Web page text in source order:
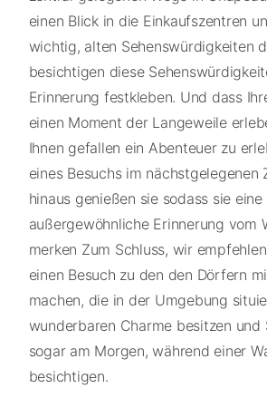
einen Blick in die Einkaufszentren
wichtig, alten Sehenswürdigkeiten
besichtigen diese
Erinnerung festkleben. Und dass
einen Moment der Langeweile
Ihnen gefallen ein Abenteuer zu
eines Besuchs im nächstgelegenen
hinaus genießen sie sodass sie eine
außergewöhnliche Erinnerung vom
merken Zum Schluss, wir
einen Besuch zu den den Dörfern
machen, die in der Umgebung
wunderbaren Charme besitzen und
sogar am Morgen, während einer
besichtigen.